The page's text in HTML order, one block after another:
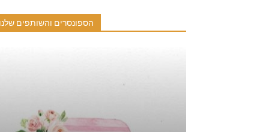
הספונסרים והשותפים שלנו